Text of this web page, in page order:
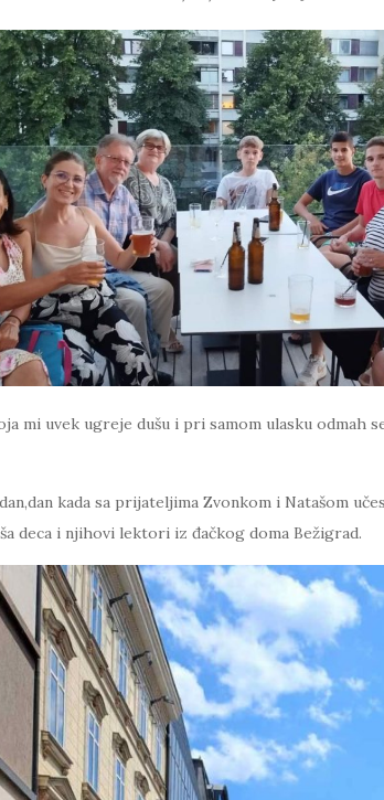
mi uvek ugreje dušu i pri samom ulasku odmah
kada sa prijateljima Zvonkom i Natašom
deca i njihovi lektori iz đačkog doma Bežigrad.